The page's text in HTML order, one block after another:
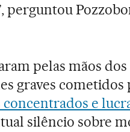
perguntou
pelas mãos
graves
concentrados e
silêncio sobre